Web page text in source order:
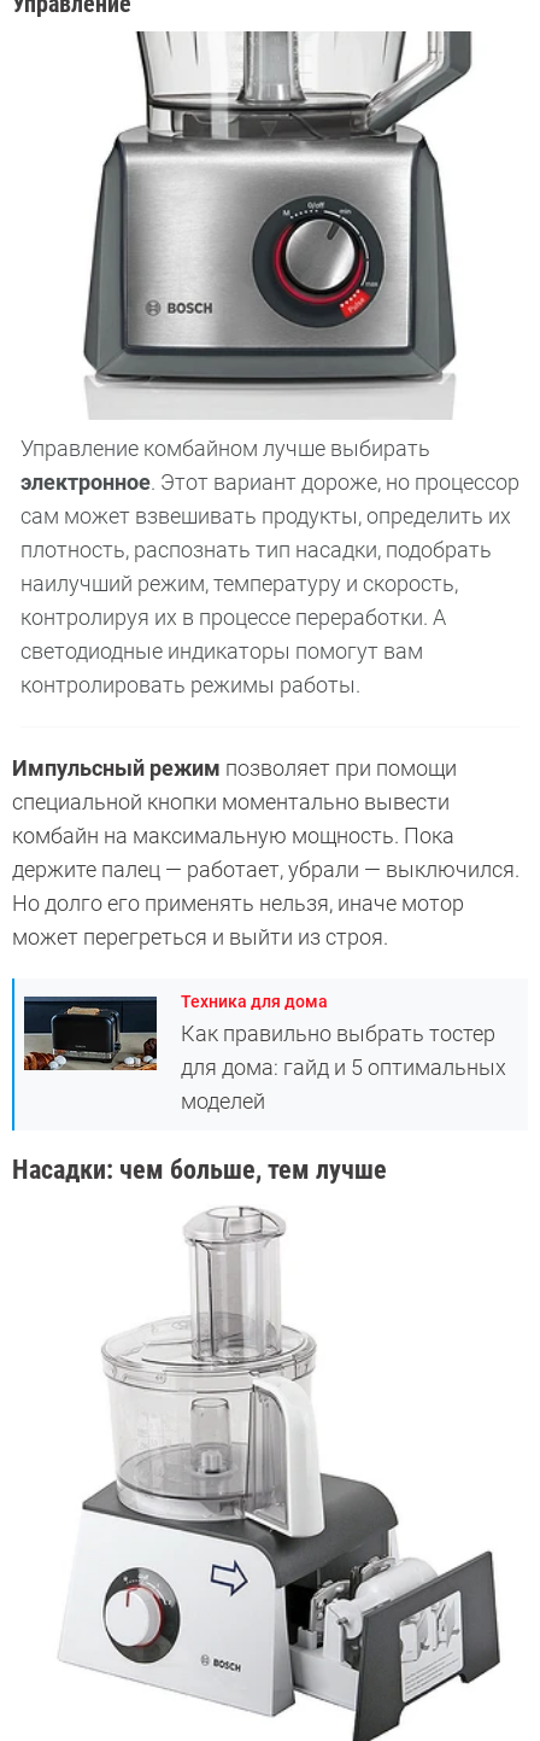
Управление комбайном лучше выбирать
электронное. Этот вариант дороже, но процессор
сам может взвешивать продукты, определить их
плотность, распознать тип насадки, подобрать
наилучший режим, температуру и скорость,
контролируя их в процессе переработки. А
светодиодные индикаторы помогут вам
контролировать режимы работы.
Импульсный режим позволяет при помощи
специальной кнопки моментально вывести
комбайн на максимальную мощность. Пока
держите палец — работает, убрали — выключился.
Но долго его применять нельзя, иначе мотор
может перегреться и выйти из строя.
Техника для дома
Как правильно выбрать тостер
для дома: гайд и 5 оптимальных
моделей
Насадки: чем больше, тем лучше